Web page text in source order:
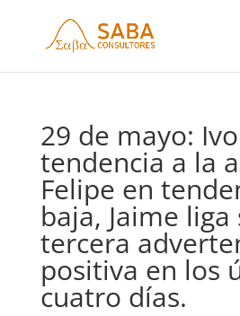
29 de mayo:
tendencia a la
Felipe en
baja, Jaime liga
tercera
positiva en los
cuatro días.